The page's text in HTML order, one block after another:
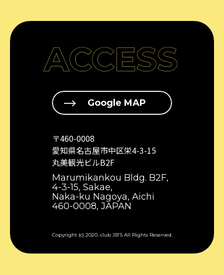
ACCESS
Google MAP
〒460-0008
愛知県名古屋市中区栄4-3-15
丸美観光ビルB2F
Marumikankou Bldg. B2F,
4-3-15, Sakae,
Naka-ku Nagoya, Aichi
460-0008, JAPAN
Copyright (c) 2020. club JB’S All Rights Reserved.